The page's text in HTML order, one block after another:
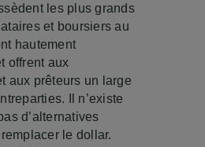
les plus grands
et boursiers au
hautement
offrent aux
aux prêteurs un large
Il n’existe
d’alternatives
le dollar.